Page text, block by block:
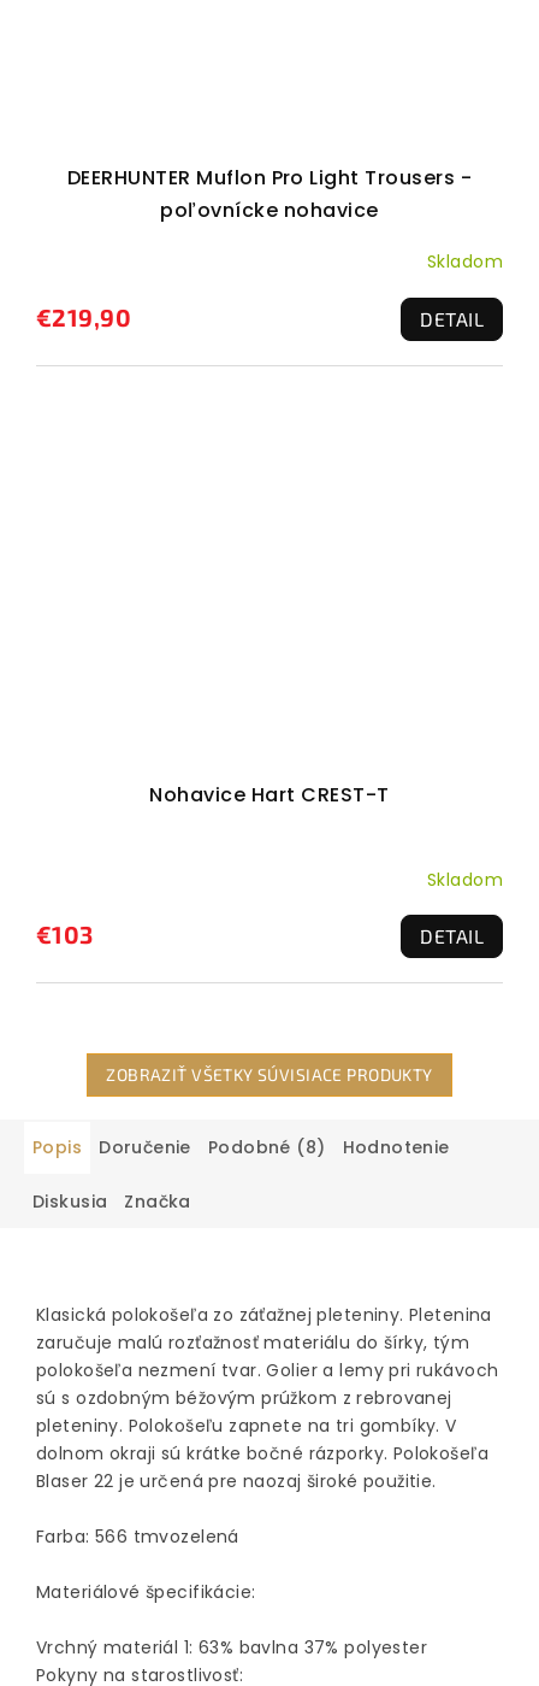
DEERHUNTER Muflon Pro Light Trousers -
poľovnícke nohavice
Skladom
€219,90 DETAIL
Nohavice Hart CREST-T
Skladom
€103 DETAIL
ZOBRAZIŤ VŠETKY SÚVISIACE PRODUKTY
Popis Doručenie Podobné (8) Hodnotenie
Diskusia Značka
Klasická polokošeľa zo záťažnej pleteniny. Pletenina
zaručuje malú rozťažnosť materiálu do šírky, tým
polokošeľa nezmení tvar. Golier a lemy pri rukávoch
sú s ozdobným béžovým prúžkom z rebrovanej
pleteniny. Polokošeľu zapnete na tri gombíky. V
dolnom okraji sú krátke bočné rázporky. Polokošeľa
Blaser 22 je určená pre naozaj široké použitie.
Farba: 566 tmvozelená
Materiálové špecifikácie:
Vrchný materiál 1: 63% bavlna 37% polyester
Pokyny na starostlivosť: